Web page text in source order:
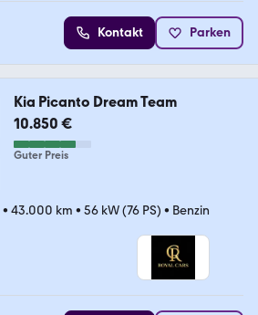
Kontakt Parken
Kia Picanto Dream Team
10.850 €
Guter Preis
• 43.000 km • 56 kW (76 PS) • Benzin